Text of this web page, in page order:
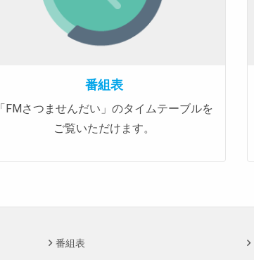
番組表
「FMさつませんだい」のタイムテーブルを
ご覧いただけます。
番組表